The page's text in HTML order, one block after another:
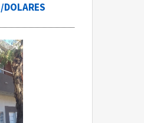
/DOLARES